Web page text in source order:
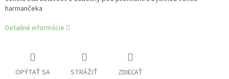
harmančeka
Detailné informácie
OPÝTAŤ SA STRÁŽIŤ ZDIEĽAŤ